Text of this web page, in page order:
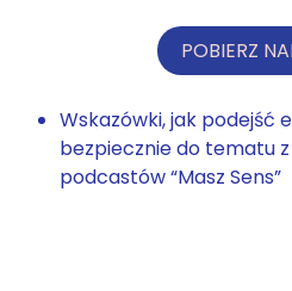
POBIERZ
Wskazówki, jak podejść
bezpiecznie do tematu
podcastów “Masz Sens”